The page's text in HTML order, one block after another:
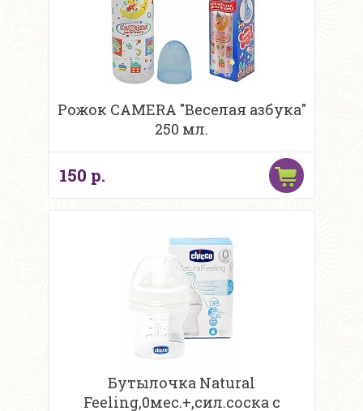
Рожок CAMERA "Веселая азбука"
250 мл.
150 р.
Бутылочка Natural
Feeling,0мес.+,сил.соска с